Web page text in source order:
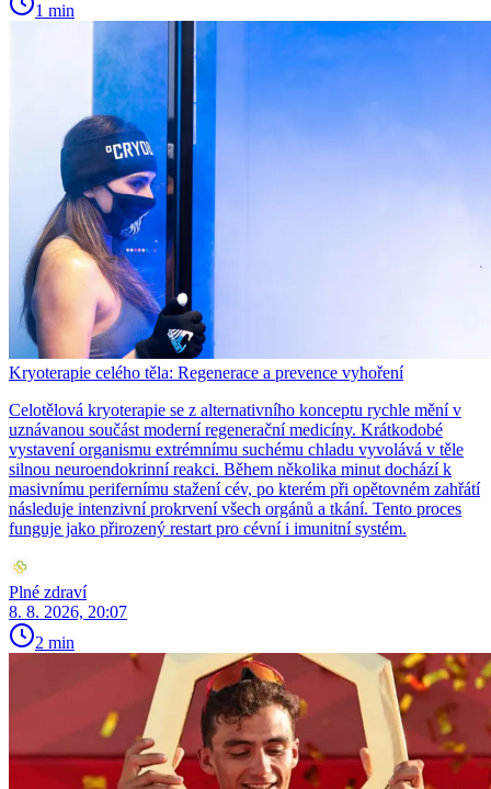
1 min
Kryoterapie celého těla: Regenerace a prevence vyhoření
Celotělová kryoterapie se z alternativního konceptu rychle mění v
uznávanou součást moderní regenerační medicíny. Krátkodobé
vystavení organismu extrémnímu suchému chladu vyvolává v těle
silnou neuroendokrinní reakci. Během několika minut dochází k
masivnímu perifernímu stažení cév, po kterém při opětovném zahřátí
následuje intenzivní prokrvení všech orgánů a tkání. Tento proces
funguje jako přirozený restart pro cévní i imunitní systém.
Plné zdraví
8. 8. 2026, 20:07
2 min